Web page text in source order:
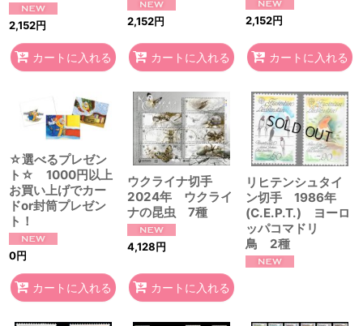
2,152円
カートに入れる
2,152円
カートに入れる
2,152円
カートに入れる
☆選べるプレゼン
ト☆ 1000円以上
お買い上げでカー
ドor封筒プレゼン
ト！
0円
カートに入れる
ウクライナ切手
2024年 ウクライ
ナの昆虫 7種
4,128円
カートに入れる
リヒテンシュタイ
ン切手 1986年
(C.E.P.T.) ヨーロ
ッパコマドリ
鳥 2種